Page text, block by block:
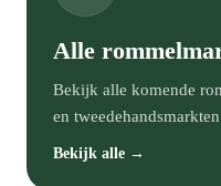
Alle
Bekijk alle komende
en
Bekijk alle →